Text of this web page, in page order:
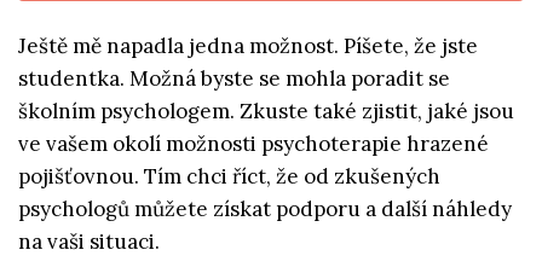
Ještě mě napadla jedna možnost. Píšete, že jste
studentka. Možná byste se mohla poradit se
školním psychologem. Zkuste také zjistit, jaké jsou
ve vašem okolí možnosti psychoterapie hrazené
pojišťovnou. Tím chci říct, že od zkušených
psychologů můžete získat podporu a další náhledy
na vaši situaci.